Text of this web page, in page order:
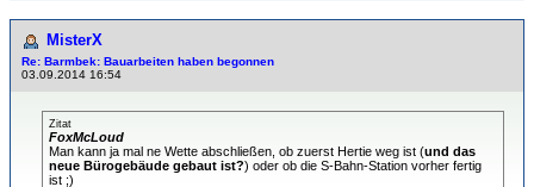
MisterX
Re: Barmbek: Bauarbeiten haben begonnen
03.09.2014 16:54
Zitat
FoxMcLoud
Man kann ja mal ne Wette abschließen, ob zuerst Hertie weg ist (und das
neue Bürogebäude gebaut ist?) oder ob die S-Bahn-Station vorher fertig
ist ;)